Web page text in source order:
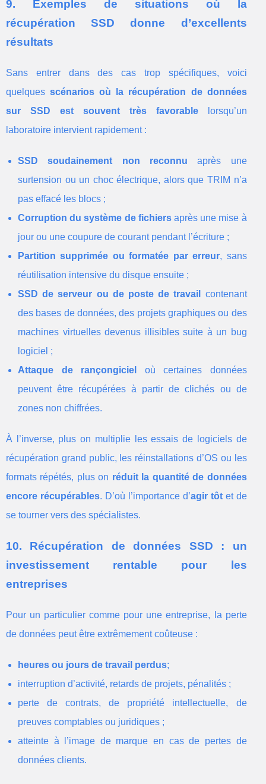
9. Exemples de situations où la
récupération SSD donne d’excellents
résultats
Sans entrer dans des cas trop spécifiques, voici
quelquesscénarios où la récupération de données
sur SSD est souvent très favorablelorsqu’un
laboratoire intervient rapidement :
SSD soudainement non reconnu après une
surtension ou un choc électrique, alors que TRIM n’a
pas effacé les blocs ;
Corruption du système de fichiersaprès une mise à
jour ou une coupure de courant pendant l’écriture ;
Partition supprimée ou formatée par erreur, sans
réutilisation intensive du disque ensuite ;
SSD de serveur ou de poste de travail
contenant
des bases de données, des projets graphiques ou des
machines virtuelles devenus illisibles suite à un bug
logiciel ;
Attaque de rançongiciel
où certaines données
peuvent être récupérées à partir de clichés ou de
zones non chiffrées.
À l’inverse, plus on multiplie les essais de logiciels de
récupération grand public, les réinstallations d’OS ou les
formats répétés, plus on réduit la quantité de données
encore récupérables. D’où l’importance d’agir tôtet de
se tourner vers des spécialistes.
10. Récupération de données SSD : un
investissement rentable pour les
entreprises
Pour un particulier comme pour une entreprise, la perte
de données peut être extrêmement coûteuse :
heures ou jours de travail perdus;
interruption d’activité, retards de projets, pénalités ;
perte de contrats, de propriété intellectuelle, de
preuves comptables ou juridiques ;
atteinte à l’image de marque en cas de pertes de
données clients.